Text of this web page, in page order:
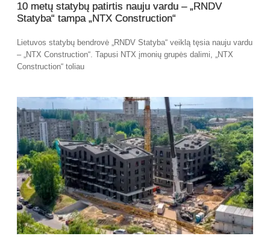
10 metų statybų patirtis nauju vardu – „RNDV
Statyba“ tampa „NTX Construction“
Lietuvos statybų bendrovė „RNDV Statyba“ veiklą tęsia nauju vardu
– „NTX Construction“. Tapusi NTX įmonių grupės dalimi, „NTX
Construction“ toliau